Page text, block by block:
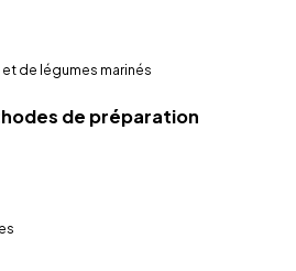
de légumes marinés
de préparation